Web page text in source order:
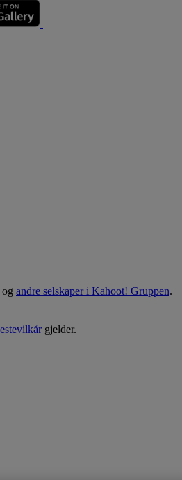
andre selskaper i Kahoot! Gruppen.
gjelder.